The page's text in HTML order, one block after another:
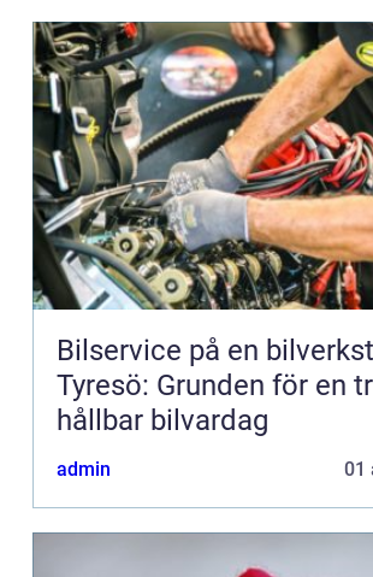
Bilservice på en
Tyresö: Grunden för en
hållbar bilvardag
admin 01